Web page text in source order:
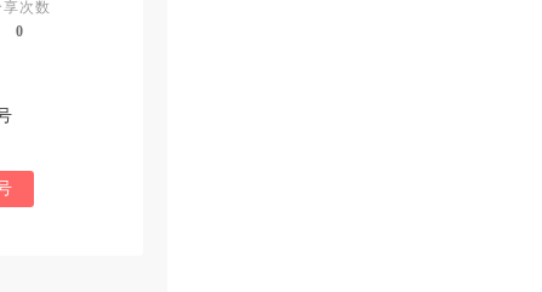
享次数
0